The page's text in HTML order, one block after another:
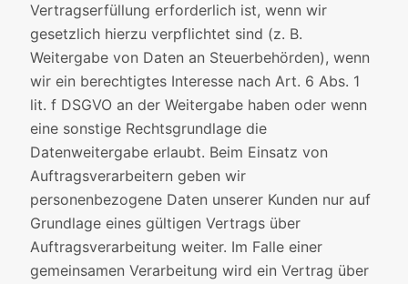
Vertragserfüllung erforderlich ist, wenn wir
gesetzlich hierzu verpflichtet sind (z. B.
Weitergabe von Daten an Steuerbehörden), wenn
wir ein berechtigtes Interesse nach Art. 6 Abs. 1
lit. f DSGVO an der Weitergabe haben oder wenn
eine sonstige Rechtsgrundlage die
Datenweitergabe erlaubt. Beim Einsatz von
Auftragsverarbeitern geben wir
personenbezogene Daten unserer Kunden nur auf
Grundlage eines gültigen Vertrags über
Auftragsverarbeitung weiter. Im Falle einer
gemeinsamen Verarbeitung wird ein Vertrag über